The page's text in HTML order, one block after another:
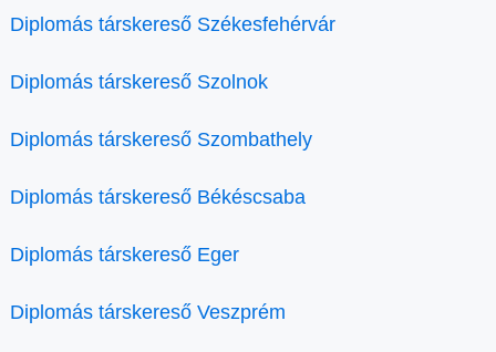
Diplomás társkereső Székesfehérvár
Diplomás társkereső Szolnok
Diplomás társkereső Szombathely
Diplomás társkereső Békéscsaba
Diplomás társkereső Eger
Diplomás társkereső Veszprém